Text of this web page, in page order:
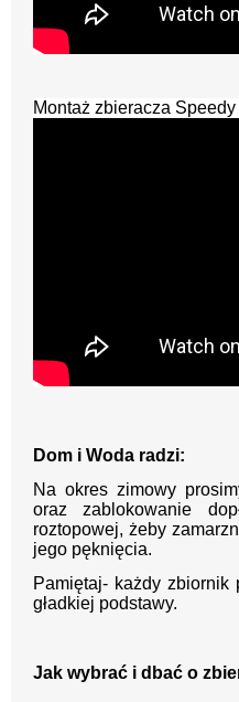
Montaż zbieracza Speedy
Dom i Woda radzi:
Na okres zimowy
oraz zablokowanie
roztopowej, żeby
jego pęknięcia.
Pamiętaj- każdy zbiornik
gładkiej podstawy.
Jak wybrać i dbać o